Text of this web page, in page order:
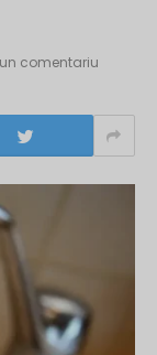
comentariu